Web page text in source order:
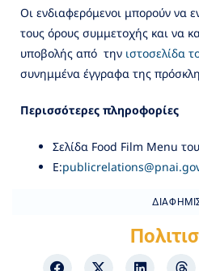
Οι ενδιαφερόμενοι μπορούν να
τους όρους συμμετοχής και να
υποβολής από την ιστοσελίδα
συνημμένα έγγραφα της
Περισσότερες πληροφορίες
Σελίδα Food Film Menu
E: